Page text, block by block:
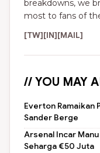
breakdowns, we
most to fans of
[TW][IN][MAIL]
// YOU MAY
Everton Ramaikan
Sander Berge
Arsenal Incar
Seharga €50 Juta